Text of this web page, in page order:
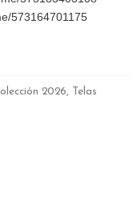
573164701175
2026, Telas